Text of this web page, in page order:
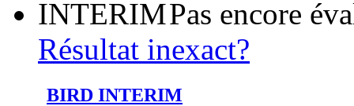
Pas encore
Résultat inexact?
BIRD INTERIM